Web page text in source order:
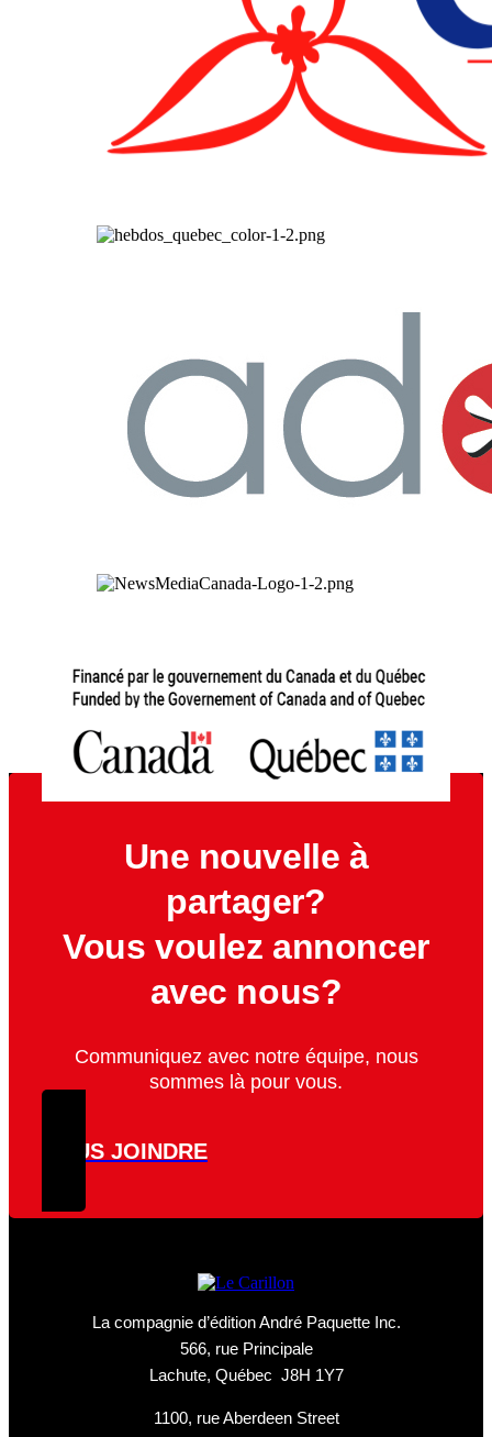
Une nouvelle à
partager?
Vous voulez annoncer
avec nous?
Communiquez avec notre équipe, nous
sommes là pour vous.
NOUS JOINDRE
La compagnie d’édition André Paquette Inc.
566, rue Principale
Lachute, Québec J8H 1Y7
1100, rue Aberdeen Street